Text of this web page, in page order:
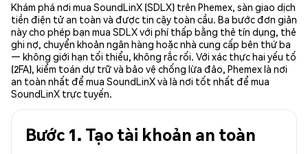
Khám phá nơi mua SoundLinX (SDLX) trên Phemex, sàn giao dịch
tiền điện tử an toàn và được tin cậy toàn cầu. Ba bước đơn giản
này cho phép bạn mua SDLX với phí thấp bằng thẻ tín dụng, thẻ
ghi nợ, chuyển khoản ngân hàng hoặc nhà cung cấp bên thứ ba
— không giới hạn tối thiểu, không rắc rối. Với xác thực hai yếu tố
(2FA), kiểm toán dự trữ và bảo vệ chống lừa đảo, Phemex là nơi
an toàn nhất để mua SoundLinX và là nơi tốt nhất để mua
SoundLinX trực tuyến.
Bước 1. Tạo tài khoản an toàn